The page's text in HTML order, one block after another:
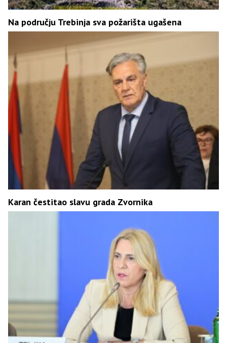
Na području Trebinja sva požarišta ugašena
Karan čestitao slavu grada Zvornika